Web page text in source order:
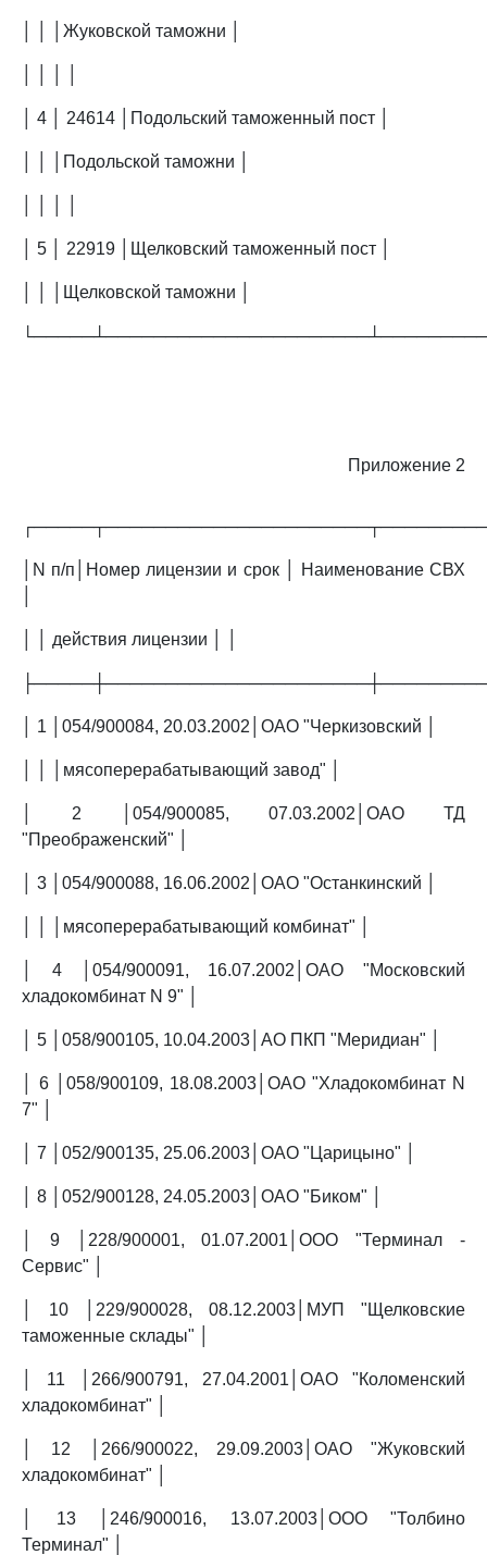
│ │ │Жуковской таможни │
│ 4 │ 24614 │Подольский таможенный пост │
│ │ │Подольской таможни │
│ 5 │ 22919 │Щелковский таможенный пост │
│ │ │Щелковской таможни │
Приложение 2
│N п/п│Номер лицензии и срок │ Наименование СВХ
│ │ действия лицензии │ │
│ 1 │054/900084, 20.03.2002│ОАО "Черкизовский │
│ │ │мясоперерабатывающий завод" │
│ 2 │054/900085, 07.03.2002│ОАО ТД
"Преображенский" │
│ 3 │054/900088, 16.06.2002│ОАО "Останкинский │
│ │ │мясоперерабатывающий комбинат" │
│ 4 │054/900091, 16.07.2002│ОАО "Московский
хладокомбинат N 9" │
│ 5 │058/900105, 10.04.2003│АО ПКП "Меридиан" │
│ 6 │058/900109, 18.08.2003│ОАО "Хладокомбинат N
7" │
│ 7 │052/900135, 25.06.2003│ОАО "Царицыно" │
│ 8 │052/900128, 24.05.2003│ОАО "Биком" │
│ 9 │228/900001, 01.07.2001│ООО "Терминал -
Сервис" │
│ 10 │229/900028, 08.12.2003│МУП "Щелковские
таможенные склады" │
│ 11 │266/900791, 27.04.2001│ОАО "Коломенский
хладокомбинат" │
│ 12 │266/900022, 29.09.2003│ОАО "Жуковский
хладокомбинат" │
│ 13 │246/900016, 13.07.2003│ООО "Толбино
Терминал" │